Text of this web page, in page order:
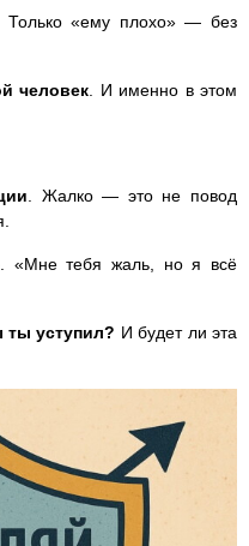
. Только «ему плохо» — без
человек . И именно в этом
. Жалко — это не повод
. «Мне тебя жаль, но я всё
уступил? И будет ли эта